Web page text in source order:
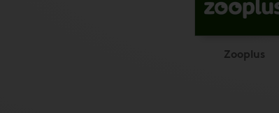
Zooplus